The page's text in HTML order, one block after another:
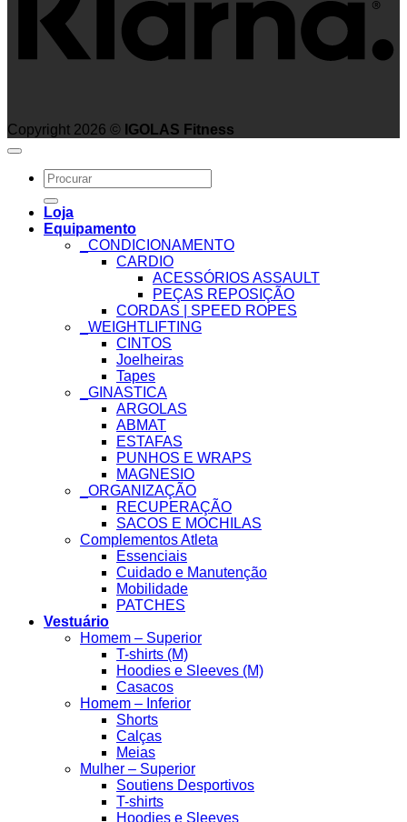
Copyright 2026 © IGOLAS Fitness
Search
for:
Loja
Equipamento
_CONDICIONAMENTO
CARDIO
ACESSÓRIOS ASSAULT
PEÇAS REPOSIÇÃO
CORDAS | SPEED ROPES
_WEIGHTLIFTING
CINTOS
Joelheiras
Tapes
_GINASTICA
ARGOLAS
ABMAT
ESTAFAS
PUNHOS E WRAPS
MAGNESIO
_ORGANIZAÇÃO
RECUPERAÇÃO
SACOS E MOCHILAS
Complementos Atleta
Essenciais
Cuidado e Manutenção
Mobilidade
PATCHES
Vestuário
Homem – Superior
T-shirts (M)
Hoodies e Sleeves (M)
Casacos
Homem – Inferior
Shorts
Calças
Meias
Mulher – Superior
Soutiens Desportivos
T-shirts
Hoodies e Sleeves